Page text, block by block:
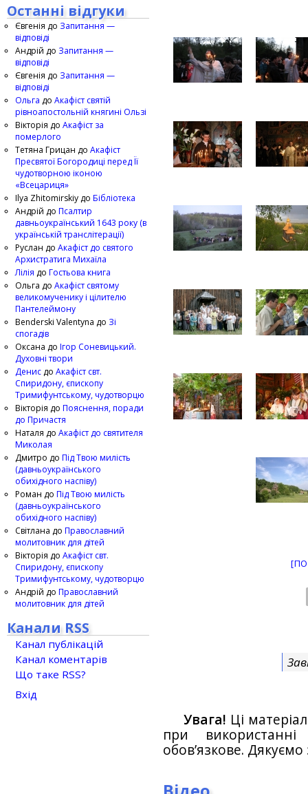
Увага! Ці
при
обов’язкове.
Останні відгуки
Євгенія до Запитання —
відповіді
Андрій до Запитання —
відповіді
Євгенія до Запитання —
відповіді
Ольга до Акафіст святій
рівноапостольній княгині Ользі
Вікторія до Акафіст за
померлого
Тетяна Грицан до Акафіст
Пресвятої Богородиці перед Її
чудотворною іконою
«Всецариця»
Ilya Zhitomirskiy до Бібліотека
Андрій до Псалтир
давньоукраїнський 1643 року (в
українській транслітерації)
Руслан до Акафіст до святого
Архистратига Михаїла
Лілія до Гостьова книга
Ольга до Акафіст святому
великомученику і цілителю
Пантелеймону
Benderski Valentyna до Зі
спогадів
Оксана до Ігор Соневицький.
Духовні твори
Денис до Акафіст свт.
Спиридону, єпископу
Тримифунтському, чудотворцю
Вікторія до Пояснення, поради
до Причастя
Наталя до Акафіст до святителя
Миколая
Дмитро до Під Твою милість
(давньоукраїнського
обихідного наспіву)
Роман до Під Твою милість
(давньоукраїнського
обихідного наспіву)
Світлана до Православний
молитовник для дітей
Вікторія до Акафіст свт.
Спиридону, єпископу
Тримифунтському, чудотворцю
Андрій до Православний
молитовник для дітей
Канали RSS
Канал публікацій
Канал коментарів
Що таке RSS?
Вхід